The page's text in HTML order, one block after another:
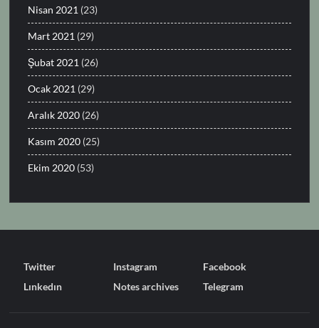
Nisan 2021 (23)
Mart 2021 (29)
Şubat 2021 (26)
Ocak 2021 (29)
Aralık 2020 (26)
Kasım 2020 (25)
Ekim 2020 (53)
Twitter Instagram
Facebook
Lınkedın
Notes archives Telegram